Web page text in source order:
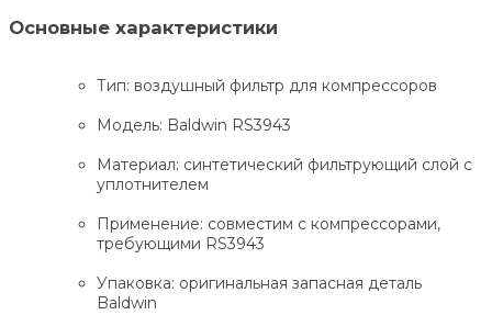
Основные характеристики
Тип: воздушный фильтр для компрессоров
Модель: Baldwin RS3943
Материал: синтетический фильтрующий слой с
уплотнителем
Применение: совместим с компрессорами,
требующими RS3943
Упаковка: оригинальная запасная деталь
Baldwin